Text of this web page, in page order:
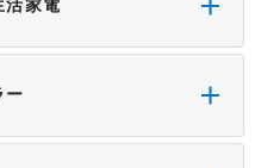
確であり、有用であり、
新のものであること。
たこと、またはご利用に
活家電
ー